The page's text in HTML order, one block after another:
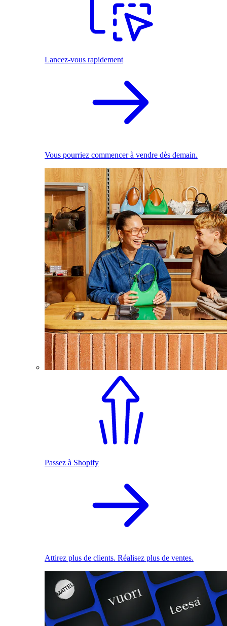
Lancez-vous rapidement
Vous pourriez commencer à vendre dès demain.
Passez à Shopify
Attirez plus de clients. Réalisez plus de ventes.